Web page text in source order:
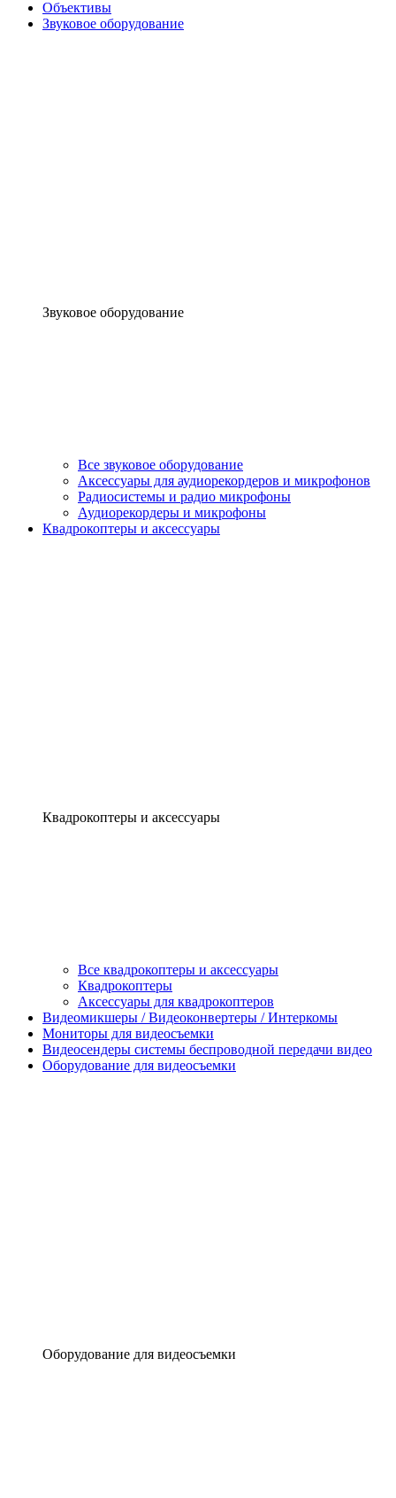
Объективы
Звуковое оборудование
Звуковое оборудование
Все звуковое оборудование
Аксессуары для аудиорекордеров и микрофонов
Радиосистемы и радио микрофоны
Аудиорекордеры и микрофоны
Квадрокоптеры и аксессуары
Квадрокоптеры и аксессуары
Все квадрокоптеры и аксессуары
Квадрокоптеры
Аксессуары для квадрокоптеров
Видеомикшеры / Видеоконвертеры / Интеркомы
Мониторы для видеосъемки
Видеосендеры системы беспроводной передачи видео
Оборудование для видеосъемки
Оборудование для видеосъемки